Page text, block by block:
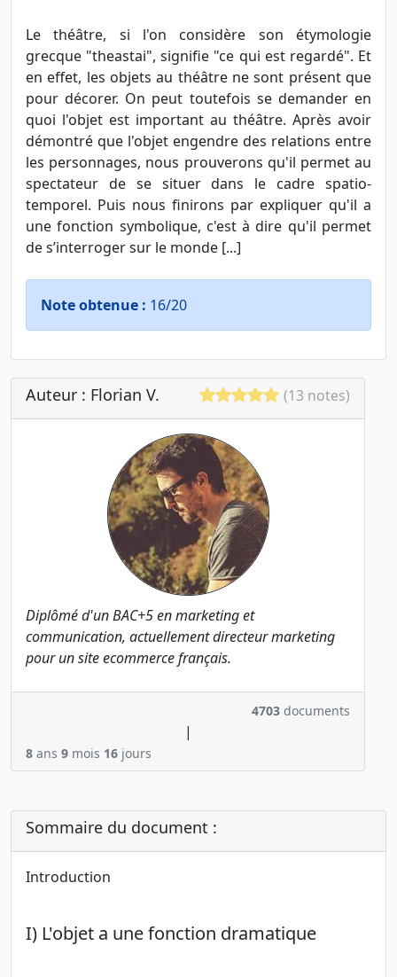
Le théâtre, si l'on considère son étymologie
grecque "theastai", signifie "ce qui est regardé". Et
en effet, les objets au théâtre ne sont présent que
pour décorer. On peut toutefois se demander en
quoi l'objet est important au théâtre. Après avoir
démontré que l'objet engendre des relations entre
les personnages, nous prouverons qu'il permet au
spectateur de se situer dans le cadre spatio-
temporel. Puis nous finirons par expliquer qu'il a
une fonction symbolique, c'est à dire qu'il permet
de s’interroger sur le monde [...]
Note obtenue : 16/20
Auteur : Florian V. (13 notes)
Diplômé d'un BAC+5 en marketing et
communication, actuellement directeur marketing
pour un site ecommerce français.
4703 documents
|
8 ans 9 mois 16 jours
Sommaire du document :
Introduction
I) L'objet a une fonction dramatique